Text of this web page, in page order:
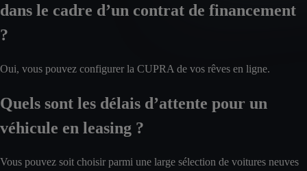
dans le cadre d’un contrat de financement
?
Oui, vous pouvez configurer la CUPRA de vos rêves en ligne.
Quels sont les délais d’attente pour un
véhicule en leasing ?
Vous pouvez soit choisir parmi une large sélection de voitures neuves